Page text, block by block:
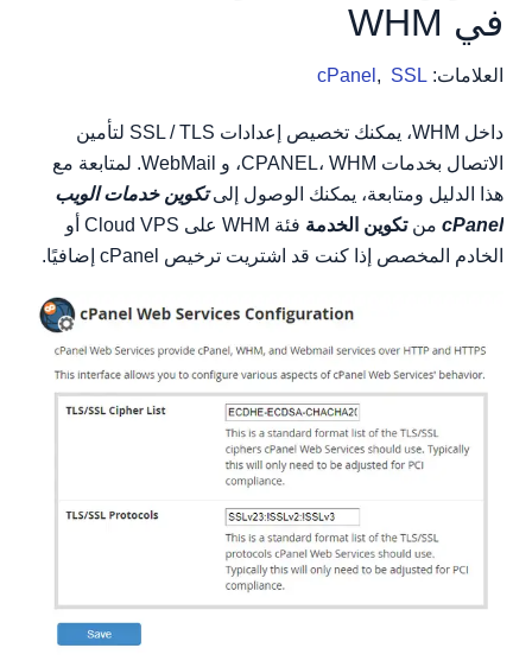
في WHM
العلامات: cPanel , SSL
داخل WHM، يمكنك تخصيص إعدادات SSL / TLS لتأمين
الاتصال بخدمات CPANEL، WHM، و WebMail. لمتابعة مع
هذا الدليل ومتابعة، يمكنك الوصول إلىتكوين خدمات الويب
cPanel منتكوين الخدمة
فئة WHM على Cloud VPS أو
الخادم المخصص إذا كنت قد اشتريت ترخيص cPanel إضافيًا.